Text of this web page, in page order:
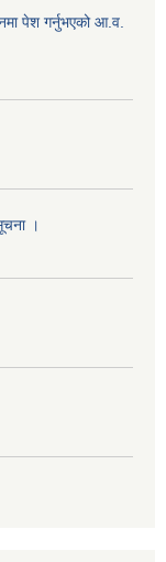
पेश गर्नुभएको आ.व.
‌।